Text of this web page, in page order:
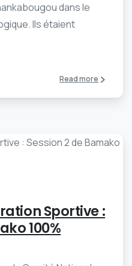
dans le
Ils étaient
Read more
0 -
Sportive :
100%